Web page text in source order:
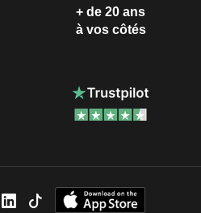
+ de 20 ans
à vos côtés